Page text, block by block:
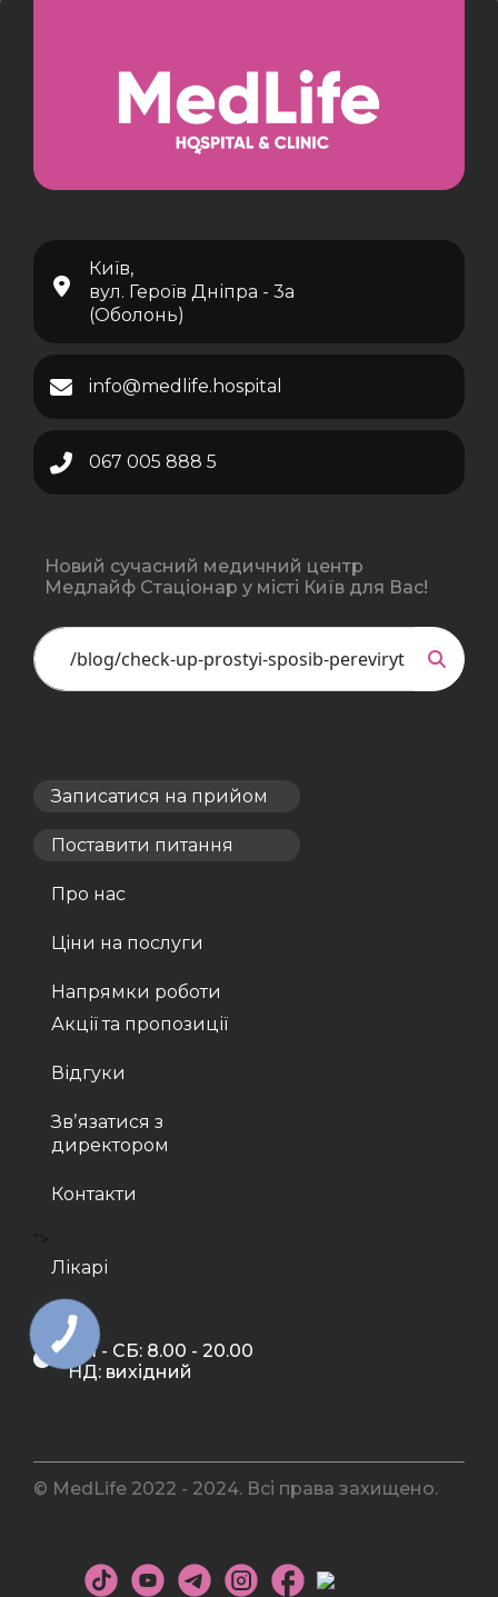
Київ,
вул. Героїв Дніпра - 3а
(Оболонь)
info@medlife.hospital
067 005 888 5
Новий сучасний медичний центр
Медлайф Стаціонар у місті Київ для Вас!
Записатися на прийом
Поставити питання
Про нас
Ціни на послуги
Напрямки роботи
Акції та пропозиції
Відгуки
Звʼязатися з
директором
Контакти
Лікарі
ПН - СБ: 8.00 - 20.00
НД: вихідний
© MedLife 2022 - 2024. Всі права захищено.